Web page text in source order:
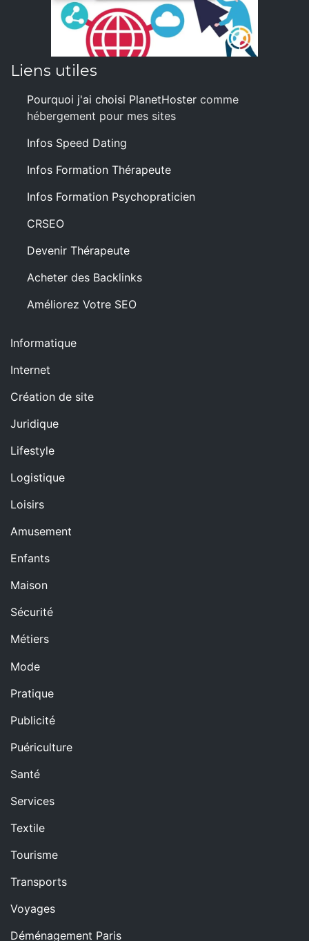
Liens utiles
Pourquoi j'ai choisi PlanetHoster comme
hébergement pour mes sites
Infos Speed Dating
Infos Formation Thérapeute
Infos Formation Psychopraticien
CRSEO
Devenir Thérapeute
Acheter des Backlinks
Améliorez Votre SEO
Informatique
Internet
Création de site
Juridique
Lifestyle
Logistique
Loisirs
Amusement
Enfants
Maison
Sécurité
Métiers
Mode
Pratique
Publicité
Puériculture
Santé
Services
Textile
Tourisme
Transports
Voyages
Déménagement Paris